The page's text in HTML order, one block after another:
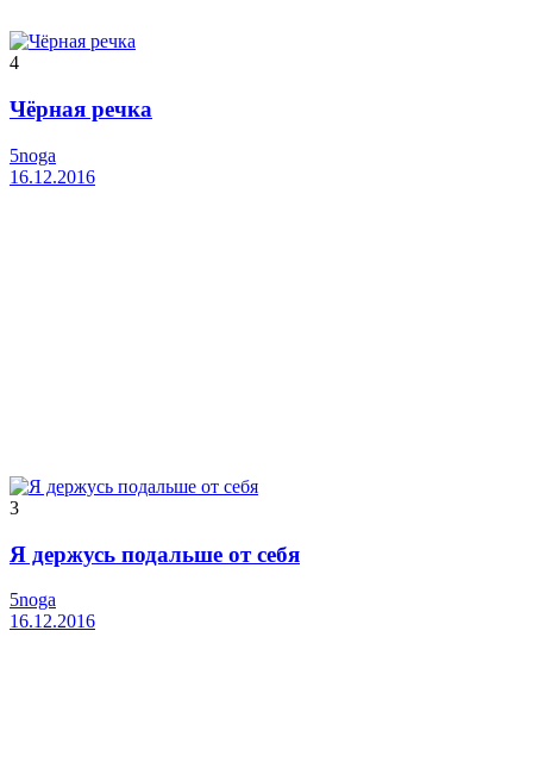
4
Чёрная речка
5noga
16.12.2016
3
Я держусь подальше от себя
5noga
16.12.2016